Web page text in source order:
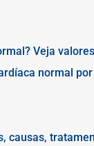
Veja
normal
causas,